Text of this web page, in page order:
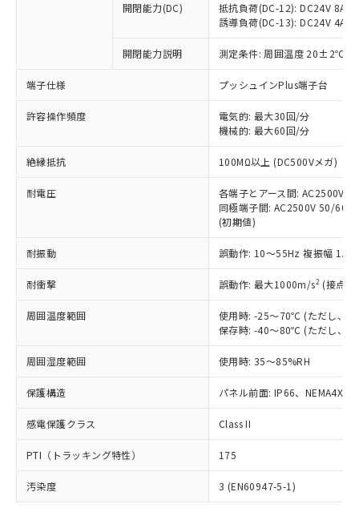
開閉能力(DC)
抵抗負荷(DC-12): DC24V 8A/
誘導負荷(DC-13): DC24V 4A/
開閉能力説明 測定条件: 周囲温度 20±2℃、
端子仕様 プッシュインPlus端子台
許容操作頻度
電気的: 最大30回/分
機械的: 最大60回/分
絶縁抵抗 100MΩ以上 (DC500Vメガ)
耐電圧
各端子とアース間: AC2500V
同極端子間: AC2500V 50/
(初期値)
耐振動 誤動作: 10～55Hz 複振幅
耐衝撃 誤動作: 最大1000m/s2 (接点
周囲温度範囲
使用時: -25～70℃ (ただし、氷
保存時: -40～80℃ (ただし、氷
周囲湿度範囲 使用時: 35～85%RH
保護構造 パネル前面: IP66、NEMA4X,
感電保護クラス Class II
PTI（トラッキング特性） 175
汚染度 3 (EN60947-5-1)
以下の条件をお読みいただき、同意のうえ
ご利用ください。
本サービスは、当社制御機器事業取扱
商品の当社在庫状況および標準価格
(税抜)を提供させていただくもので
当社制御機器事業取扱商品の中には、
本サービスの対象外となる商品もある
ことをご了承ください。
在庫状況および標準価格照会結果は、
記載している更新日時点での社内デー
タに基づき作成されるものであり、閲
覧された時点での実際の在庫および標
準価格とは異なる場合があることをご
正式な納期状況および標準価格はお客
様のお取引先、またはお客様担当のオ
ムロン制御機器販売店・当社販売員に
オムロン制御機器販売店や当社販売拠
販売ネットワーク
」をご確認
在庫状況および標準価格結果を当社の
事前の承諾なく第三者に漏洩または開
示しないようお願いします。
マイパーツ機能（部品リスト作成サー
ビス）をご利用いただくには、I-Web
対応予定なし：EU RoHS指令（10物質）の
非含有に非対応の商品で、対応品を出す予
調査・確認中：EU RoHS指令（10物質）の
非含有の対応状況を調査中または確認中の
商品です。
非該当品：ライセンス料など無形物で、有
害物質有無と関係のない商品です。
仕入先様の事情により、非含有部品として
いたものが、含有品と判明した場合などや
むを得ず変更することがあります。
鉛(Pb) 1000ppm以下、 水銀(Hg) 1000ppm以下、 カド
六価クロム(Cr(Ⅵ)) 1000ppm以下、ポリ臭化ビフェニル
類(PBB) 1000ppm以下、ポリ臭化ジフェニルエーテル類
ルベンジル（BBP） 1000ppm以下、フタル酸ジブチル
（DBP） 1000ppm以下、フタル酸ジイソブチル
但し、RoHS指令で産業用監視および制御機器に対する
適用除外項目は除く。
フタル酸エステル類の４物質については閾値を超える意
図的な使用がないことを確認しています。
部品在庫の切り替え状況などにより、予定
月が前後することがあります。
「○」：最大均質材料含有率が中国RoHSの
基準値以下であることを示します。
「×」：最大均質材料含有率が中国RoHSの
基準値を超えていることを示します。
「－」：未確認です。当社販売部門へお問
*中国RoHS10物質の基準値 (GB/T26572)：
Pb(鉛) :1000ppm、 Hg(水銀) : 1000ppm、 Cd(カドミウ
Cr(Ⅵ)(六価クロム) : 1000ppm、 PBBs(ポリ臭化ビフェ
ニル類) : 1000ppm、 PBDEs(ポリ臭化ジフェニルエーテ
ル類) : 1000ppm、
DBP(フタル酸ジブチル) : 1000ppm、 DIBP(フタル酸ジ
イソブチル) : 1000ppm、 BBP(フタル酸ブチルベンジ
DEHP(フタル酸ビス(2-エチルヘキシル)) : 1000ppm
「ｅ」：有害物質（10物質）のすべてが基
準値以下であることを示します。
「10」：通常の使用状況下において有害物
質が外部に漏えいし、環境に深刻な影響を
及ぼさない年数を意味します。
当社は、これら貴社製品のうち、外国
為替および外国貿易法に定める商品
（以下｢規制貨物等」という）を輸出
または国外への提供する場合は、日本
国政府の輸出許可(または役務取引許
可)を取得するなどの必要な手続きを
当社は規制貨物を破棄する場合は、完
全に破砕するなど、違法に輸出されな
いよう必要な手段を講じます。
当社は貴社製品を、核兵器、ミサイ
ル、化学兵器、生物兵器またはその他
武器並びにこれらの製造装置等に一切
当社は、貴社製品を第三者に販売する
場合は、上記1、2および3の内容を当
該第三者に通知します。また当社は、
販売先および販売に係わる関係者が違
法に輸出するおそれがある場合は、取
り引きをいたしません。
一定数以上の在庫あり
一定数には満たないが在庫あり
在庫なし(最新の在庫状況につ
いては、お客様のお取引先、ま
たはお客様担当のオムロン制御
機器販売店・当社販売員にご確
受注生産機種、また在庫状況の
情報を公開していない機種